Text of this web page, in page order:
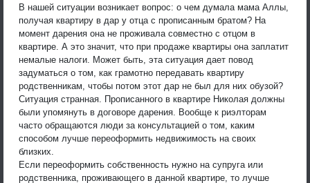
В нашей ситуации возникает вопрос: о чем думала мама Аллы,
получая квартиру в дар у отца с прописанным братом? На
момент дарения она не проживала совместно с отцом в
квартире. А это значит, что при продаже квартиры она заплатит
немалые налоги. Может быть, эта ситуация дает повод
задуматься о том, как грамотно передавать квартиру
родственникам, чтобы потом этот дар не был для них обузой?
Ситуация странная. Прописанного в квартире Николая должны
были упомянуть в договоре дарения. Вообще к риэлторам
часто обращаются люди за консультацией о том, каким
способом лучше переоформить недвижимость на своих
близких.
Если переоформить собственность нужно на супруга или
родственника, проживающего в данной квартире, то лучше